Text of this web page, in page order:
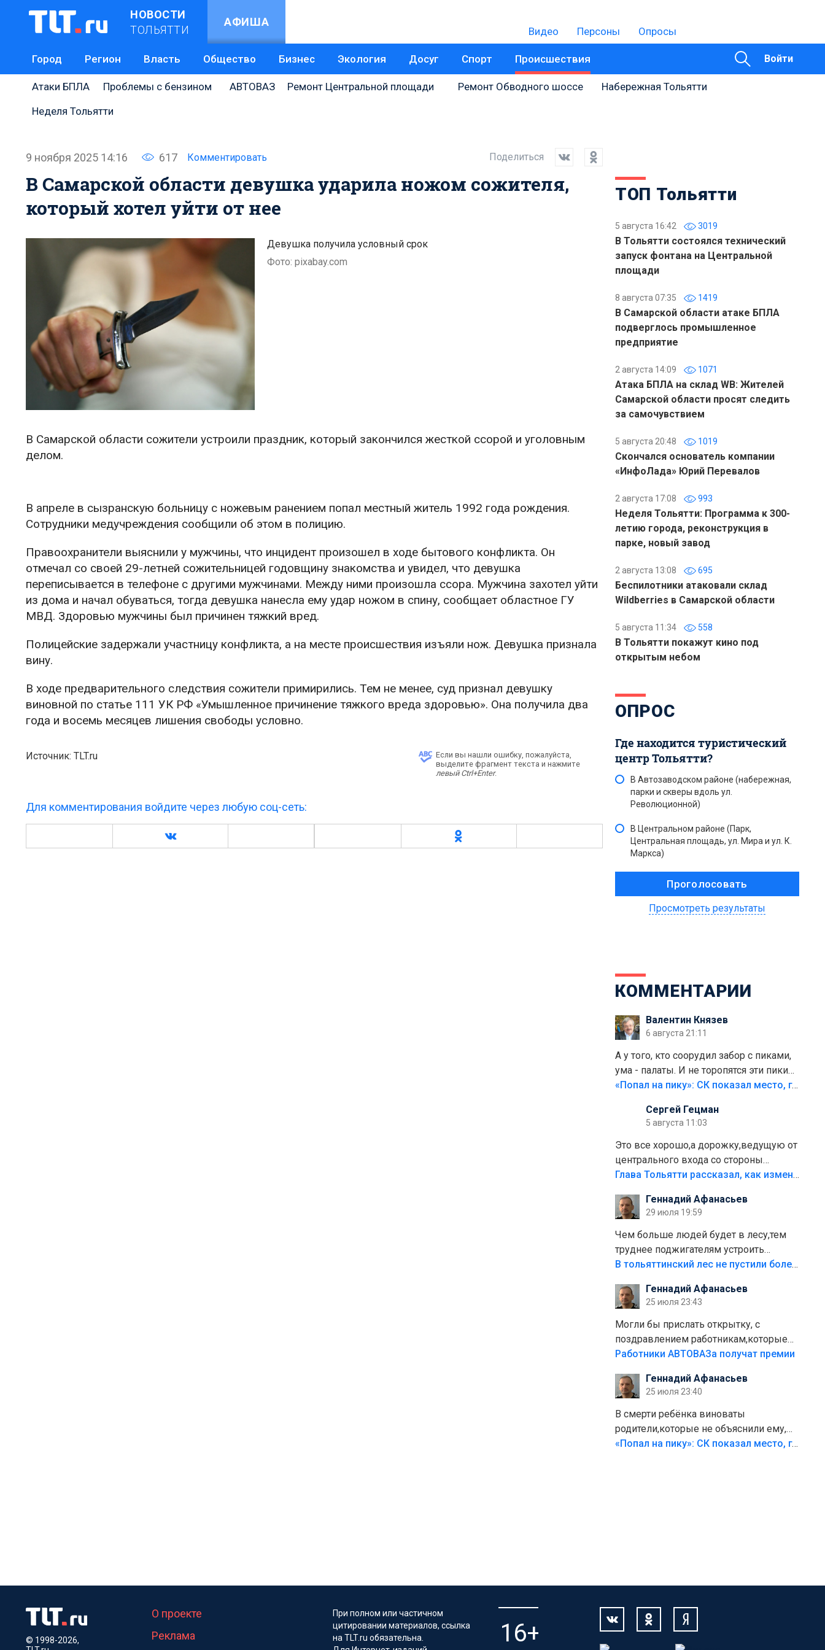
НОВОСТИ
ТОЛЬЯТТИ
АФИША
Видео Персоны Опросы
Город Регион Власть Общество Бизнес Экология Досуг Спорт Происшествия Войти
Атаки БПЛА Проблемы с бензином АВТОВАЗ Ремонт Центральной площади Ремонт Обводного шоссе
Набережная Тольятти
Неделя Тольятти
9 ноября 2025 14:16 617 Комментировать Поделиться
В Самарской области девушка ударила ножом сожителя,
который хотел уйти от нее
Девушка получила условный срок
Фото: pixabay.com
В Самарской области сожители устроили праздник, который закончился жесткой ссорой и уголовным
делом.
В апреле в сызранскую больницу с ножевым ранением попал местный житель 1992 года рождения.
Сотрудники медучреждения сообщили об этом в полицию.
Правоохранители выяснили у мужчины, что инцидент произошел в ходе бытового конфликта. Он
отмечал со своей 29-летней сожительницей годовщину знакомства и увидел, что девушка
переписывается в телефоне с другими мужчинами. Между ними произошла ссора. Мужчина захотел уйти
из дома и начал обуваться, тогда девушка нанесла ему удар ножом в спину, сообщает областное ГУ
МВД. Здоровью мужчины был причинен тяжкий вред.
Полицейские задержали участницу конфликта, а на месте происшествия изъяли нож. Девушка признала
вину.
В ходе предварительного следствия сожители примирились. Тем не менее, суд признал девушку
виновной по статье 111 УК РФ «Умышленное причинение тяжкого вреда здоровью». Она получила два
года и восемь месяцев лишения свободы условно.
Источник: TLT.ru
Если вы нашли ошибку, пожалуйста,
выделите фрагмент текста и нажмите
левый Ctrl+Enter.
Для комментирования войдите через любую соц-сеть:
ТОП Тольятти
5 августа 16:42 3019
В Тольятти состоялся технический
запуск фонтана на Центральной
площади
8 августа 07:35 1419
В Самарской области атаке БПЛА
подверглось промышленное
предприятие
2 августа 14:09 1071
Атака БПЛА на склад WB: Жителей
Самарской области просят следить
за самочувствием
5 августа 20:48 1019
Скончался основатель компании
«ИнфоЛада» Юрий Перевалов
2 августа 17:08 993
Неделя Тольятти: Программа к 300-
летию города, реконструкция в
парке, новый завод
2 августа 13:08 695
Беспилотники атаковали склад
Wildberries в Самарской области
5 августа 11:34 558
В Тольятти покажут кино под
открытым небом
ОПРОС
Где находится туристический
центр Тольятти?
В Автозаводском районе (набережная,
парки и скверы вдоль ул.
Революционной)
В Центральном районе (Парк,
Центральная площадь, ул. Мира и ул. К.
Маркса)
Просмотреть результаты
КОММЕНТАРИИ
Валентин Князев
6 августа 21:11
А у того, кто соорудил забор с пиками,
ума - палаты. И не торопятся эти пики
срезать
«Попал на пику»: СК показал место, где был смертельно травмирован ребенок в Тольятти
Сергей Гецман
5 августа 11:03
Это все хорошо,а дорожку,ведущую от
центрального входа со стороны
кафе"Мираж" к аттракционам слабо
плитки не хватило,т.к.осенью и зимой
лежала в парке и испортилась.Да
еще,видимо,часть украли.
Глава Тольятти рассказал, как изменится парк Центрального района
Геннадий Афанасьев
29 июля 19:59
Чем больше людей будет в лесу,тем
труднее поджигателям устроить
пожар.Тех кто разводит костры,тех
полно стоит,почему водители всё
равно едут в лес? Штрафы мизерные.
В тольяттинский лес не пустили более тысячи автомобилей
Геннадий Афанасьев
25 июля 23:43
Могли бы прислать открытку, с
поздравлением работникам,которые
больше сорока лет отработали на
Работники АВТОВАЗа получат премии
Геннадий Афанасьев
25 июля 23:40
В смерти ребёнка виноваты
родители,которые не объяснили ему,
что такое хорошо и что такое плохо!
«Попал на пику»: СК показал место, где был смертельно травмирован ребенок в Тольятти
© 1998-2026,
О проекте
Реклама
При полном или частичном
цитировании материалов, ссылка
на TLT.ru обязательна.